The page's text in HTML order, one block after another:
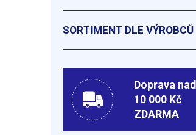
SORTIMENT DLE VÝROBCŮ
Doprava nad
10 000 Kč
ZDARMA